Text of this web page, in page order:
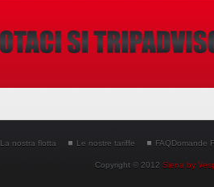
La nostra flotta Le nostre tariffe FAQDomande
Copyright © 2012Siena by